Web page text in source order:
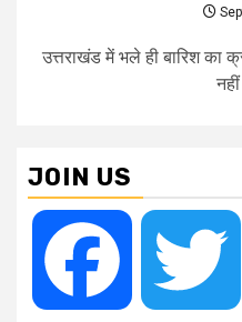
उत्तराखंड में भले ही बारिश का
JOIN US
Facebook